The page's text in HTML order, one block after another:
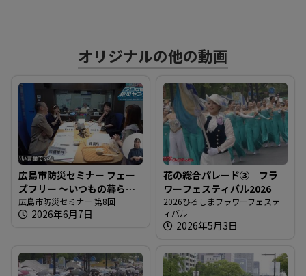
る
オリジナルの他の動画
広島市防災セミナー フェー
ズフリー 〜いつもの暮らし
をもしもの支えに〜
広島市防災セミナー 第8回
2026年6月7日
花の総合パレード③ フラ
ワーフェスティバル2026
2026ひろしまフラワーフェステ
ィバル
2026年5月3日